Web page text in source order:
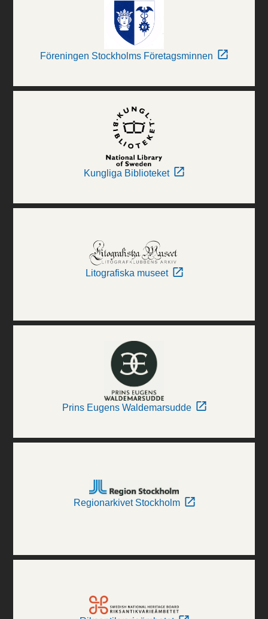
Föreningen Stockholms Företagsminnen
Kungliga Biblioteket
Litografiska museet
Prins Eugens Waldemarsudde
Regionarkivet Stockholm